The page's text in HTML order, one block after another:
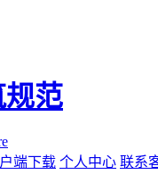
规范
端下载 个人中心 联系